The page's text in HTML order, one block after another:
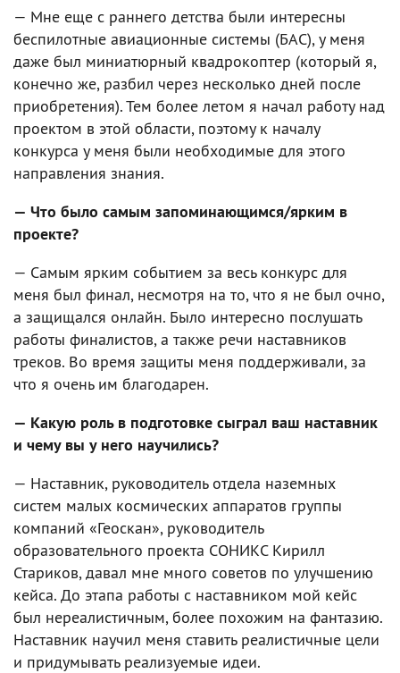
— Мне еще с раннего детства были интересны
беспилотные авиационные системы (БАС), у меня
даже был миниатюрный квадрокоптер (который я,
конечно же, разбил через несколько дней после
приобретения). Тем более летом я начал работу над
проектом в этой области, поэтому к началу
конкурса у меня были необходимые для этого
направления знания.
— Что было самым запоминающимся/ярким в
проекте?
— Самым ярким событием за весь конкурс для
меня был финал, несмотря на то, что я не был очно,
а защищался онлайн. Было интересно послушать
работы финалистов, а также речи наставников
треков. Во время защиты меня поддерживали, за
что я очень им благодарен.
— Какую роль в подготовке сыграл ваш наставник
и чему вы у него научились?
— Наставник, руководитель отдела наземных
систем малых космических аппаратов группы
компаний «Геоскан», руководитель
образовательного проекта СОНИКС Кирилл
Стариков, давал мне много советов по улучшению
кейса. До этапа работы с наставником мой кейс
был нереалистичным, более похожим на фантазию.
Наставник научил меня ставить реалистичные цели
и придумывать реализуемые идеи.